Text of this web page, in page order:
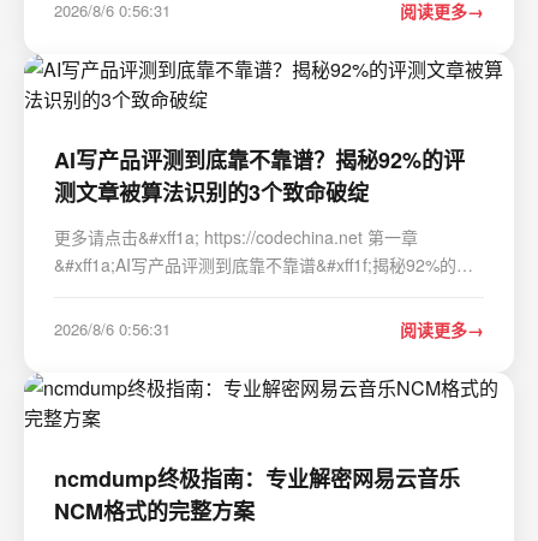
2026/8/6 0:56:31 阅读更多
AI写产品评测到底靠不靠谱？揭秘92%的评
测文章被算法识别的3个致命破绽
更多请点击&#xff1a; https://codechina.net 第一章
&#xff1a;AI写产品评测到底靠不靠谱&#xff1f;揭秘92%的评
搜索引擎中批量涌现&#xff0c;平台反作弊系统正以前所未有
2026/8/6 0:56:31 阅读更多
ncmdump终极指南：专业解密网易云音乐
NCM格式的完整方案